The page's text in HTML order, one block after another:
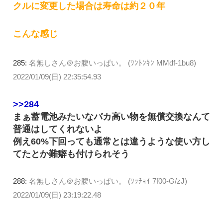
クルに変更した場合は寿命は約２０年
こんな感じ
285: 名無しさん＠お腹いっぱい。 (ﾜﾝﾄﾝｷﾝ MMdf-1bu8)
2022/01/09(日) 22:35:54.93
>>284
まぁ蓄電池みたいなバカ高い物を無償交換なんて
普通はしてくれないよ
例え60%下回っても通常とは違うような使い方し
てたとか難癖も付けられそう
288: 名無しさん＠お腹いっぱい。 (ﾜｯﾁｮｲ 7f00-G/zJ)
2022/01/09(日) 23:19:22.48